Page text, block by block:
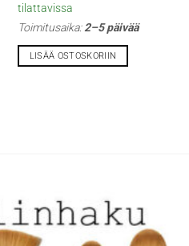
tilattavissa
Toimitusaika:2–5 päivää
LISÄÄ OSTOSKORIIN